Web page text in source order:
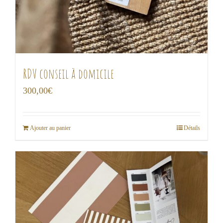
RDV conseil à domicile
300,00€
Ajouter au panier Détails